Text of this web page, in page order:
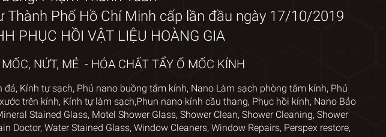
Phố Hồ Chí Minh cấp lần đầu ngày 17/10/2019
PHỤC HỒI VẬT LIỆU HOÀNG GIA
NỨT, MẺ - HÓA CHẤT TẨY Ố MỐC KÍNH
đá, Kính tự sạch, Phủ nano buồng tắm kính, Nano Làm sạch phòng tắm kính, Phủ
trên kính, Kính tự làm sạch,Phun nano kính cầu thang, Phục hồi kính, Nano Bảo
Stained Glass, Motel Shower Glass, Shower Clean, Shower Cleaning, Shower
Doctor, Water Stained Glass, Window Cleaners, Window Repairs, Perspex restore,